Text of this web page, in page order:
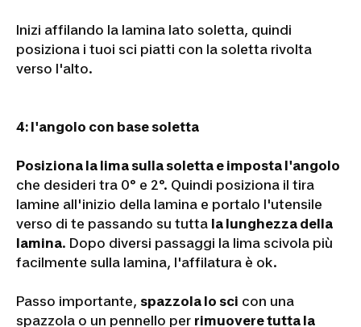
Inizi affilando la lamina lato soletta, quindi
posiziona i tuoi sci piatti con la soletta rivolta
verso l'alto.
4: l'angolo con base soletta
Posiziona la lima sulla soletta e imposta l'angolo
che desideri tra 0° e 2°. Quindi posiziona il tira
lamine all'inizio della lamina e portalo l'utensile
verso di te passando su tutta la lunghezza della
lamina. Dopo diversi passaggi la lima scivola più
facilmente sulla lamina, l'affilatura è ok.
Passo importante, spazzola lo sci con una
spazzola o un pennello per rimuovere tutta la